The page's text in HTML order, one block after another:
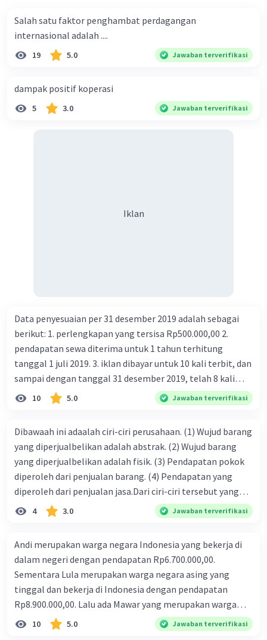
Salah satu faktor penghambat perdagangan
internasional adalah ....
19 5.0 Jawaban terverifikasi
dampak positif koperasi
5 3.0 Jawaban terverifikasi
Iklan
Data penyesuaian per 31 desember 2019 adalah sebagai
berikut: 1. perlengkapan yang tersisa Rp500.000,00 2.
pendapatan sewa diterima untuk 1 tahun terhitung
tanggal 1 juli 2019. 3. iklan dibayar untuk 10 kali terbit, dan
sampai dengan tanggal 31 desember 2019, telah 8 kali
terbit. 4. gaji terutang untuk periode berjalan sebesar
Rp800.000,00 dari data di atas, pencatatan jurnal pembalik
10 5.0 Jawaban terverifikasi
Dibawaah ini adaalah ciri-ciri perusahaan. (1) Wujud barang
yang diperjualbelikan adalah abstrak. (2) Wujud barang
yang diperjualbelikan adalah fisik. (3) Pendapatan pokok
diperoleh dari penjualan barang. (4) Pendapatan yang
diperoleh dari penjualan jasa.Dari ciri-ciri tersebut yang
merupakan ciri dari perusahaan dagang ditunjukan pada
nomor…. a. 1 dan 3 b. 3 dan 4 c. 2 dan 3 d. 1 dan 2 e. 2 dan 4
4 3.0 Jawaban terverifikasi
Andi merupakan warga negara Indonesia yang bekerja di
dalam negeri dengan pendapatan Rp6.700.000,00.
Sementara Lula merupakan warga negara asing yang
tinggal dan bekerja di Indonesia dengan pendapatan
Rp8.900.000,00. Lalu ada Mawar yang merupakan warga
negara Indonesia yang tinggal dan bekerja di luar negeri
dengan pendapatan Rp11.000.000,00. Hitunglah PNB
10 5.0 Jawaban terverifikasi